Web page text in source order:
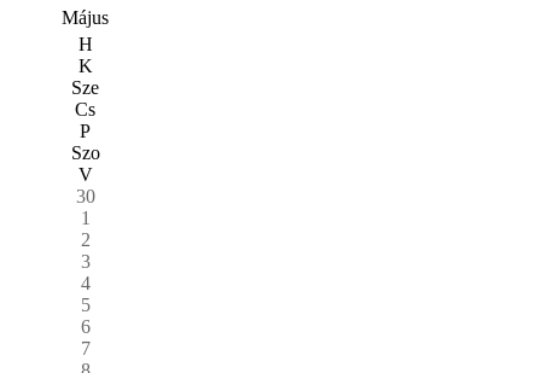
Május
H
K
Sze
Cs
P
Szo
V
30
1
2
3
4
5
6
7